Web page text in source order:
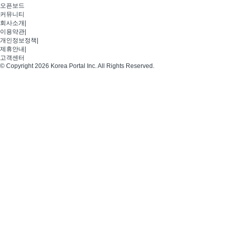
오픈보드
커뮤니티
회사소개
이용약관
개인정보정책
제휴안내
고객센터
© Copyright 2026 Korea Portal Inc. All Rights Reserved.